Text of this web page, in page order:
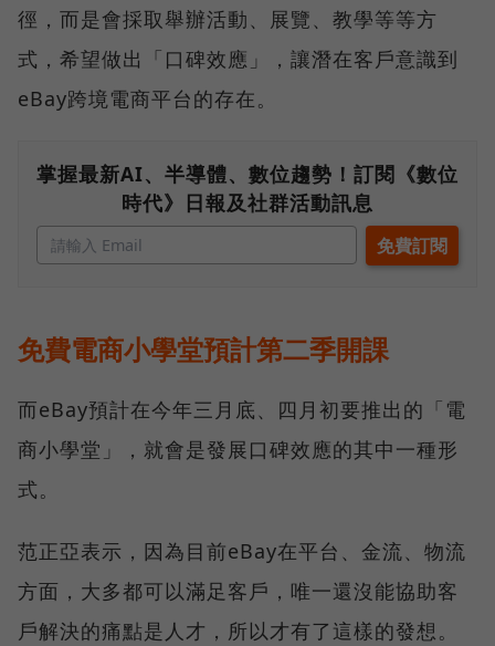
徑，而是會採取舉辦活動、展覽、教學等等方
式，希望做出「口碑效應」，讓潛在客戶意識到
eBay跨境電商平台的存在。
掌握最新AI、半導體、數位趨勢！訂閱《數位
時代》日報及社群活動訊息
免費電商小學堂預計第二季開課
而eBay預計在今年三月底、四月初要推出的「電
商小學堂」，就會是發展口碑效應的其中一種形
式。
范正亞表示，因為目前eBay在平台、金流、物流
方面，大多都可以滿足客戶，唯一還沒能協助客
戶解決的痛點是人才，所以才有了這樣的發想。